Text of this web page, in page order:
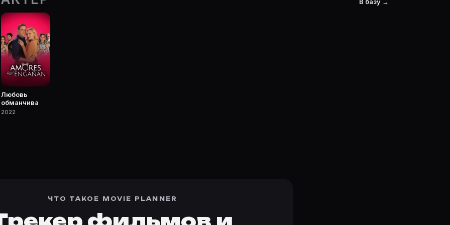
Movie Planner.
сериалы, роли и фото.
Любовь
обманчива
2022
ЧТО ТАКОЕ MOVIE PLANNER